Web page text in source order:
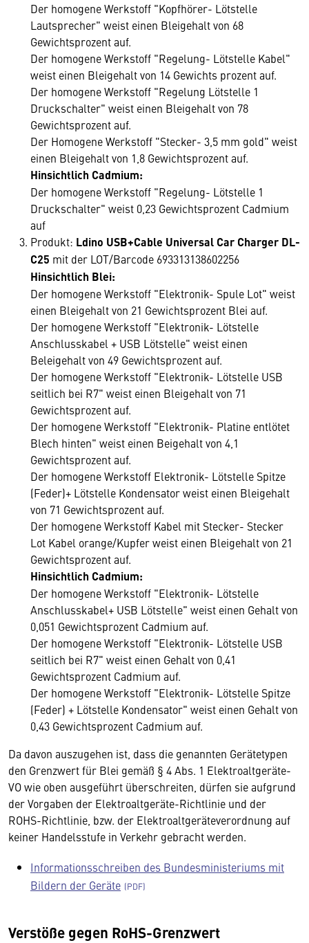
Der homogene Werkstoff "Kopfhörer- Lötstelle
Lautsprecher" weist einen Bleigehalt von 68
Gewichtsprozent auf.
Der homogene Werkstoff "Regelung- Lötstelle Kabel"
weist einen Bleigehalt von 14 Gewichts­ prozent auf.
Der homogene Werkstoff "Regelung Lötstelle 1
Druckschalter" weist einen Bleigehalt von 78
Gewichtsprozent auf.
Der Homogene Werkstoff "Stecker- 3,5 mm gold" weist
einen Bleigehalt von 1,8 Gewichtsprozent auf.
Hinsichtlich Cadmium:
Der homogene Werkstoff "Regelung- Lötstelle 1
Druckschalter" weist 0,23 Gewichtsprozent Cadmium
auf
Produkt: Ldino USB+Cable Universal Car Charger DL-
C25 mit der LOT/Barcode 693313138602256
Hinsichtlich Blei:
Der homogene Werkstoff "Elektronik- Spule Lot" weist
einen Bleigehalt von 21 Gewichtsprozent Blei auf.
Der homogene Werkstoff "Elektronik- Lötstelle
Anschlusskabel + USB Lötstelle" weist einen
Beleigehalt von 49 Gewichtsprozent auf.
Der homogene Werkstoff "Elektronik- Lötstelle USB
seitlich bei R7" weist einen Bleigehalt von 71
Gewichtsprozent auf.
Der homogene Werkstoff "Elektronik- Platine entlötet
Blech hinten" weist einen Beigehalt von 4,1
Gewichtsprozent auf.
Der homogene Werkstoff Elektronik- Lötstelle Spitze
(Feder)+ Lötstelle Kondensator weist einen Bleigehalt
von 71 Gewichtsprozent auf.
Der homogene Werkstoff Kabel mit Stecker- Stecker
Lot Kabel orange/Kupfer weist einen Bleigehalt von 21
Gewichtsprozent auf.
Hinsichtlich Cadmium:
Der homogene Werkstoff "Elektronik- Lötstelle
Anschlusskabel+ USB Lötstelle" weist einen Gehalt von
0,051 Gewichtsprozent Cadmium auf.
Der homogene Werkstoff "Elektronik- Lötstelle USB
seitlich bei R7" weist einen Gehalt von 0,41
Gewichtsprozent Cadmium auf.
Der homogene Werkstoff "Elektronik- Lötstelle Spitze
(Feder) + Lötstelle Kondensator" weist einen Gehalt von
0,43 Gewichtsprozent Cadmium auf.
Da davon auszugehen ist, dass die genannten Gerätetypen
den Grenzwert für Blei gemäß § 4 Abs. 1 Elektroaltgeräte-
VO wie oben ausgeführt überschreiten, dürfen sie aufgrund
der Vorgaben der Elektroaltgeräte-Richtlinie und der
ROHS-Richtlinie, bzw. der Elektroaltgeräteverordnung auf
keiner Handelsstufe in Verkehr gebracht werden.
Informationsschreiben des Bundesministeriums mit
Bildern der Geräte
Verstöße gegen RoHS-Grenzwert